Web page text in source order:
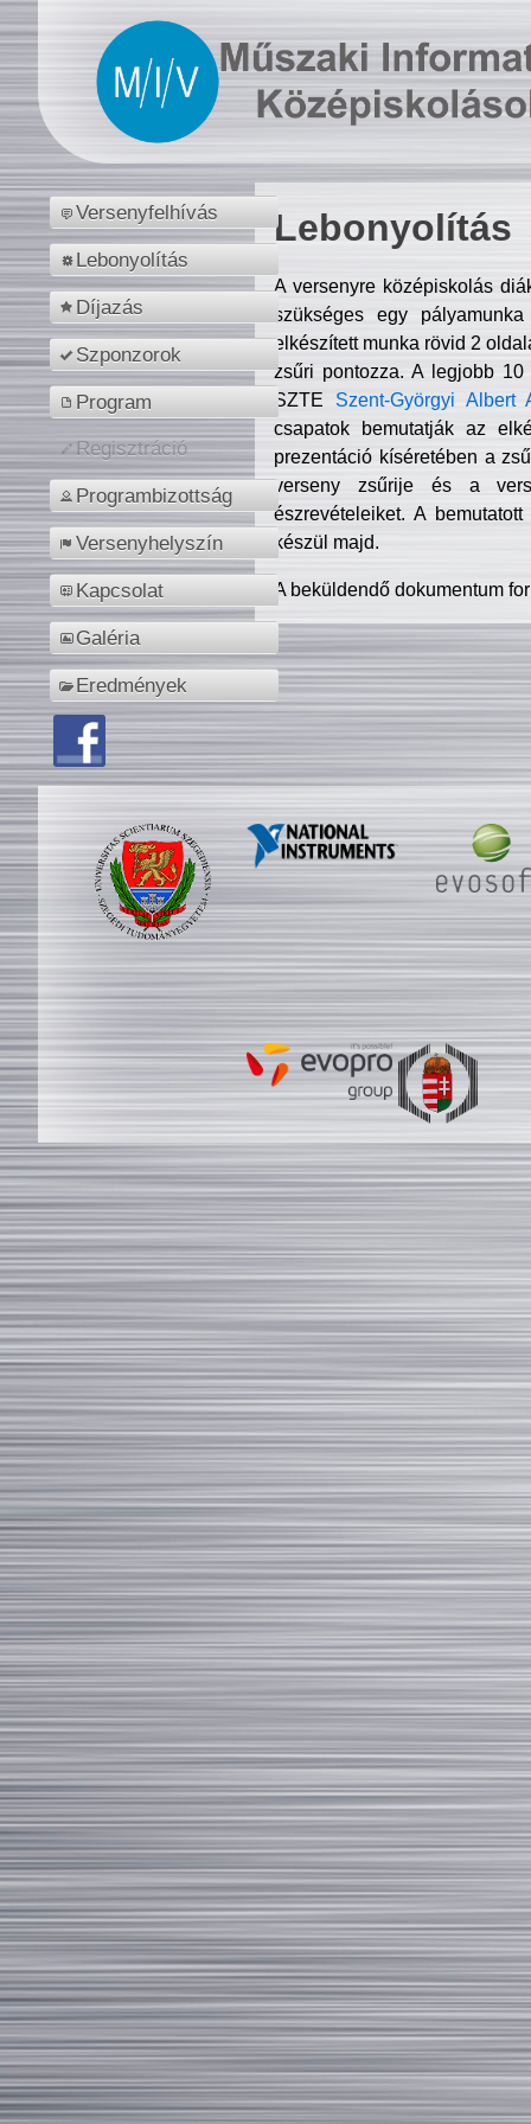
Versenyfelhívás
Lebonyolítás
Díjazás
Szponzorok
Program
Regisztráció
Programbizottság
Versenyhelyszín
Kapcsolat
Galéria
Eredmények
Lebonyolítás
A versenyre középiskolás
szükséges egy
elkészített munka rövid 2
zsűri pontozza. A legjobb
SZTE Szent-Györgyi Albert
csapatok bemutatják az
prezentáció kíséretében a
verseny zsűrije és a
észrevételeiket. A
készül majd.
A beküldendő dokumentum